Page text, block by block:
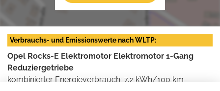
Verbrauchs- und Emissionswerte nach WLTP:
Opel Rocks-E Elektromotor Elektromotor 1-Gang
Reduziergetriebe
kombinierter Energieverbrauch: 7,2 kWh/100 km